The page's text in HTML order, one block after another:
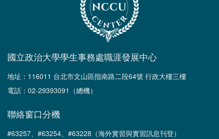
國立政治大學學生事務處職涯發展中心
地址：116011 台北市文山區指南路二段64號 行政大樓三樓
電話：02-29393091（總機）
聯絡窗口分機
#63257、#63254、#63228（海外實習與實習訊息刊登）